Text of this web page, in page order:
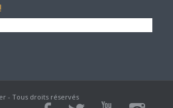
- Tous droits réservés